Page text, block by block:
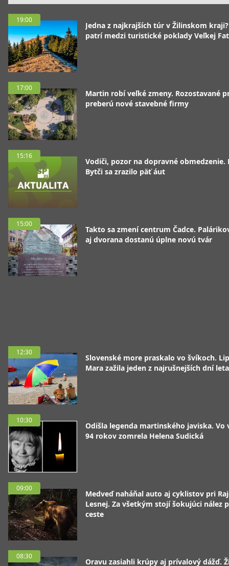
19:00
Jedna z najkrajších túr v Žilinskom
patrí medzi turistické poklady Veľkej
17:00
Martin robí veľké zmeny. Rozostavané
preberú nové stavebné firmy
15:16
Vodiči, pozor na dopravné obmedzenie.
Bytči sa zrazilo päť áut
15:00
Takto sa zmení centrum Čadce.
aj dvorana dostanú úplne novú tvár
12:30
Slovenské more praskalo vo švíkoch.
Mara zažila jeden z najrušnejších dní leta
10:30
Odišla legenda martinského javiska. Vo
94 rokov zomrela Helena Sudická
09:00
Medveď naháňal auto aj cyklistov pri
Lesnej. Za všetkým stojí šokujúci nález
ceste
08:30
Oravu zasiahli krúpy aj prívalový dážď.